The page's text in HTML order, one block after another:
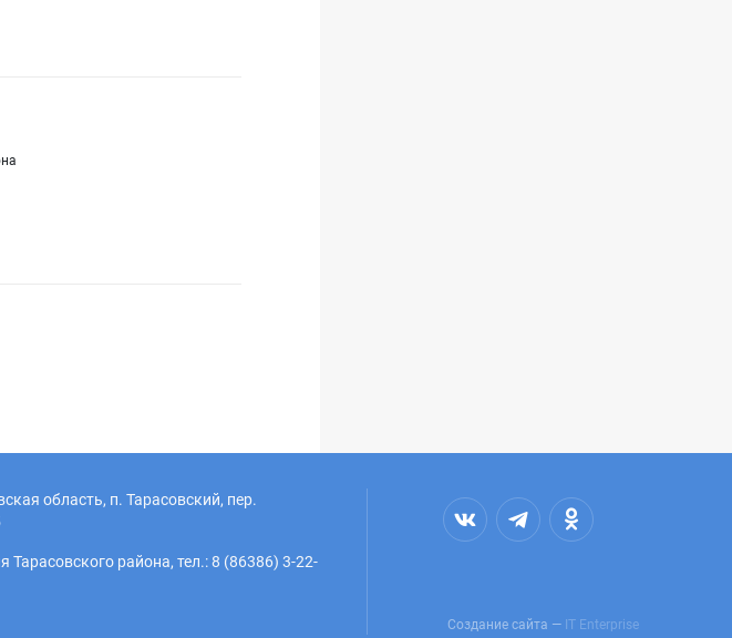
область, п. Тарасовский, пер.
Тарасовского района, тел.: 8 (86386) 3-22-
Создание сайта — IT Enterprise